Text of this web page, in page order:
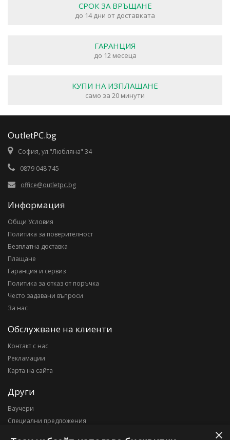
СРОК ЗА ВРЪЩАНЕ
до 14 дни от доставката
ГАРАНЦИЯ
до 12 месеца
КУПИ НА ИЗПЛАЩАНЕ
само за 20 минути
OutletPC.bg
София, ул."Любляна" 34
0879 048 745
office@outletpc.bg
Информация
Общи Условия
Политика за поверителност
Безплатна доставка
Плащане
Гаранция и сервиз
Политика за отказ от поръчка
Често задавани въпроси
За нас
Обслужване на клиенти
Контакт с нас
Рекламации
Карта на сайта
Други
Ваучери
Специални предложения
×